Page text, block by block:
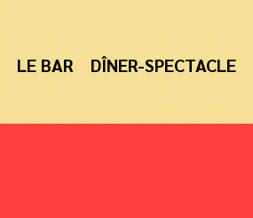
LE BAR DÎNER-SPECTACLE